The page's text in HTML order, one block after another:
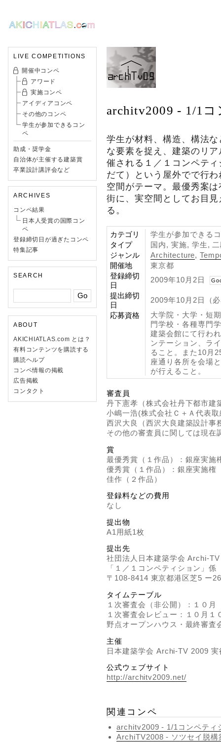
LIVE COMPETITIONS
開催中コンペ
アワード
実施コンペ
アイディアコンペ
その他のコンペ
学生が参加できるコン
ペ
助成・奨学金
自治体が主催する建築賞
卒業設計講評会など
ARCHIVES
コンペ結果
日本人受賞の国際コン
ペ
登録締切日が過ぎたコンペ
特集記事
SEARCH
ABOUT
AKICHIATLAS.com とは？
有料コンテンツを購読する
購読ヘルプ
コンペ情報の掲載
広告掲載
コンタクト
architv2009 - 1/1
学生が材料、構造、構法
な要素を捉え、建築のリ
催される１／１コンペテ
だて）という屋外でで行
空間がテーマ。最優秀案
街に、実空間としてお目
る。
カテゴリ
学生が参加できる
タイプ
国内, 実施, 学生,
ジャンル
Architecture,
開催地
東京都
登録締切
日
2009年10月2日
提出締切
日
2009年10月2日（
応募資格
大学院・大学・短
門学校・各種専門
建築会館にて行わ
ンテーション、ラ
ること。また10月
座通り各所を会場
が行えること。
審査員
丹下憲孝（株式会社丹下都市建
小嶋一浩(株式会社Ｃ＋Ａ代表
西沢大良（西沢大良建築設計
その他の審査員に関しては現在
賞
最優秀賞（１作品）：銀座実施
優秀賞（１作品）：銀座実施権
佳作（２作品）
登録料などの費用
なし
提出物
A1用紙1枚
提出先
社団法人日本建築学会 Archi-
「１／１コンペティション」係
〒108-8414 東京都港区芝5 ー
タイムテーブル
１次審査会（非公開）：１０
１次審査会レビュー：１０月１
野点オープンハウス・最終審査
主催
日本建築学会 Archi-TV 2009 実
公式ウェブサイト
http://architv2009.net/
関連コンペ
architv2009 - 1/1コンペティ
ArchiTV2008 - ソツセイ脱構